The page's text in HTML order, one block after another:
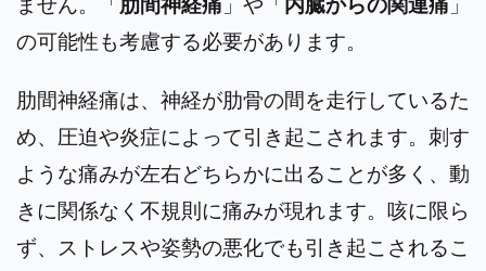
の可能性も考慮する必要があります。
肋間神経痛は、神経が肋骨の間を走行しているた
め、圧迫や炎症によって引き起こされます。刺す
ような痛みが左右どちらかに出ることが多く、動
きに関係なく不規則に痛みが現れます。咳に限ら
ず、ストレスや姿勢の悪化でも引き起こされるこ